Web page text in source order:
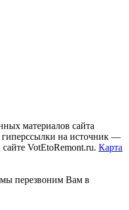
материалов сайта
гиперссылки на источник —
VotEtoRemont.ru. Карта
перезвоним Вам в